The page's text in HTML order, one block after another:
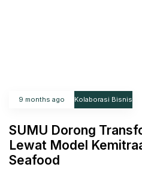
9 months ago Kolaborasi Bisnis
SUMU Dorong
Lewat Model
Seafood